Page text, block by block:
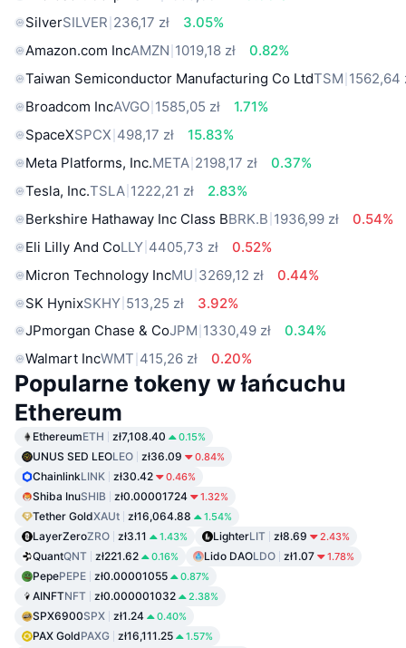
SilverSILVER 236,17 zł
3.05%
Amazon.com IncAMZN 1019,18 zł
0.82%
Taiwan Semiconductor Manufacturing Co LtdTSM 1562,64
Broadcom IncAVGO 1585,05 zł
1.71%
SpaceXSPCX 498,17 zł
15.83%
Meta Platforms, Inc.META 2198,17 zł
0.37%
Tesla, Inc.TSLA 1222,21 zł
2.83%
Berkshire Hathaway Inc Class BBRK.B 1936,99 zł
0.54%
Eli Lilly And CoLLY 4405,73 zł
0.52%
Micron Technology IncMU 3269,12 zł
0.44%
SK HynixSKHY 513,25 zł
3.92%
JPmorgan Chase & CoJPM 1330,49 zł
0.34%
Walmart IncWMT 415,26 zł 0.20%
Popularne tokeny w łańcuchu
Ethereum
EthereumETH zł7,108.40 0.15%
UNUS SED LEOLEO zł36.09 0.84%
ChainlinkLINK zł30.42 0.46%
Shiba InuSHIB zł0.00001724 1.32%
Tether GoldXAUt zł16,064.88 1.54%
LayerZeroZRO zł3.11 1.43% LighterLIT zł8.69 2.43%
QuantQNT zł221.62 0.16% Lido DAOLDO zł1.07 1.78%
PepePEPE zł0.00001055 0.87%
AINFTNFT zł0.000001032 2.38%
SPX6900SPX zł1.24 0.40%
PAX GoldPAXG zł16,111.25 1.57%